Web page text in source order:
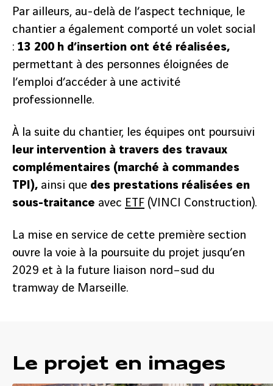
Par ailleurs, au-delà de l’aspect technique, le
chantier a également comporté un volet social
: 13 200 h d’insertion ont été réalisées,
permettant à des personnes éloignées de
l’emploi d’accéder à une activité
professionnelle.
À la suite du chantier, les équipes ont poursuivi
leur intervention à travers des travaux
complémentaires (marché à commandes
TPI), ainsi que des prestations réalisées en
sous-traitance avec ETF (VINCI Construction).
La mise en service de cette première section
ouvre la voie à la poursuite du projet jusqu’en
2029 et à la future liaison nord–sud du
tramway de Marseille.
Le projet en images